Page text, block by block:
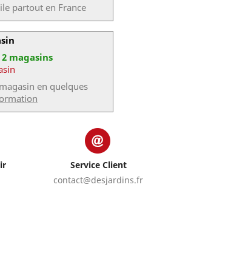
partout en France
magasins
en quelques
Service Client
contact@desjardins.fr